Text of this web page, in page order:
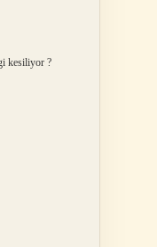
kesiliyor ?